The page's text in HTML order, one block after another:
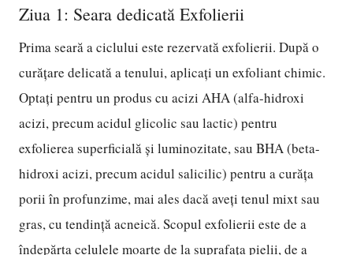
Ziua 1: Seara dedicată Exfolierii
Prima seară a ciclului este rezervată exfolierii. După o
curățare delicată a tenului, aplicați un exfoliant chimic.
Optați pentru un produs cu acizi AHA (alfa-hidroxi
acizi, precum acidul glicolic sau lactic) pentru
exfolierea superficială și luminozitate, sau BHA (beta-
hidroxi acizi, precum acidul salicilic) pentru a curăța
porii în profunzime, mai ales dacă aveți tenul mixt sau
gras, cu tendință acneică. Scopul exfolierii este de a
îndepărta celulele moarte de la suprafața pielii, de a